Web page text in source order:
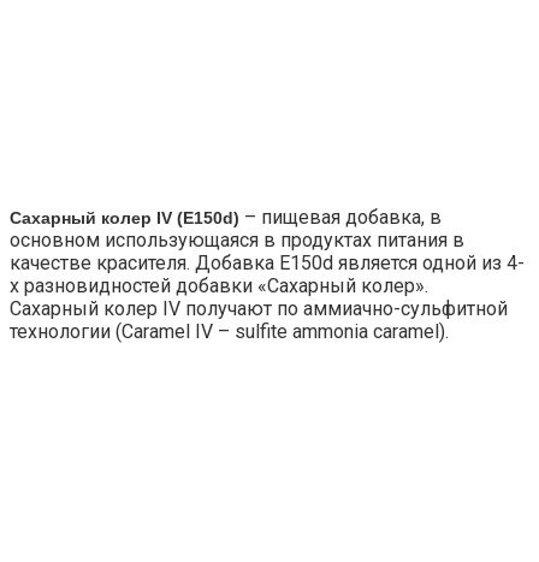
Сахарный колер IV (E150d) – пищевая добавка, в
основном использующаяся в продуктах питания в
качестве красителя. Добавка Е150d является одной из 4-
х разновидностей добавки «Сахарный колер».
Сахарный колер IV получают по аммиачно-сульфитной
технологии (Caramel IV – sulfite ammonia caramel).